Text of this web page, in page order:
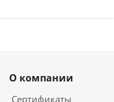
О компании
Сертификаты